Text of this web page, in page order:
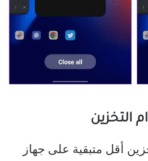
أقل متبقية على جهاز